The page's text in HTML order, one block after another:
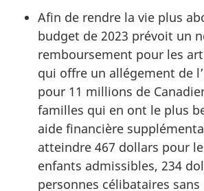
Afin de rendre la vie plus
budget de 2023 prévoit un
remboursement pour les
qui offre un allégement de
pour 11 millions de
familles qui en ont le plus
aide financière
atteindre 467 dollars pour
enfants admissibles, 234
personnes célibataires